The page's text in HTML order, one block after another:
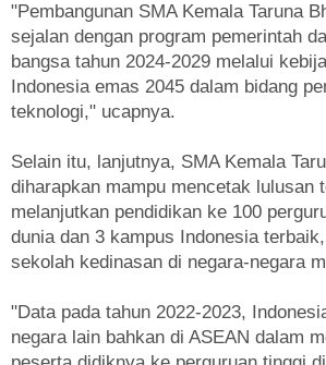
"Pembangunan SMA Kemala Taruna
sejalan dengan program pemerintah
bangsa tahun 2024-2029 melalui
Indonesia emas 2045 dalam bidang
teknologi," ucapnya.
Selain itu, lanjutnya, SMA Kemala
diharapkan mampu mencetak lulusan
melanjutkan pendidikan ke 100
dunia dan 3 kampus Indonesia
sekolah kedinasan di negara-negara
"Data pada tahun 2022-2023,
negara lain bahkan di ASEAN dalam